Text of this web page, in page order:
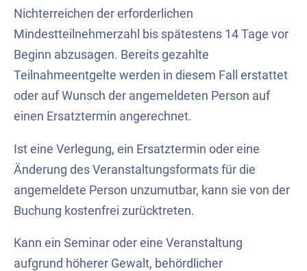
Nichterreichen der erforderlichen
Mindestteilnehmerzahl bis spätestens 14 Tage vor
Beginn abzusagen. Bereits gezahlte
Teilnahmeentgelte werden in diesem Fall erstattet
oder auf Wunsch der angemeldeten Person auf
einen Ersatztermin angerechnet.
Ist eine Verlegung, ein Ersatztermin oder eine
Änderung des Veranstaltungsformats für die
angemeldete Person unzumutbar, kann sie von der
Buchung kostenfrei zurücktreten.
Kann ein Seminar oder eine Veranstaltung
aufgrund höherer Gewalt, behördlicher